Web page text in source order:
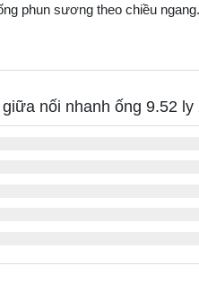
phun sương theo chiều
nối nhanh ống 9.52 ly